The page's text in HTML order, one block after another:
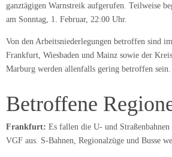
ganztägigen Warnstreik aufgerufen. Teilweise
am Sonntag, 1. Februar, 22:00 Uhr.
Von den Arbeitsniederlegungen betroffen sind
Frankfurt, Wiesbaden und Mainz sowie der
Marburg werden allenfalls gering betroffen sein.
Betroffene
Frankfurt: Es fallen die U- und Straßenbahnen
VGF aus. S-Bahnen, Regionalzüge und Busse